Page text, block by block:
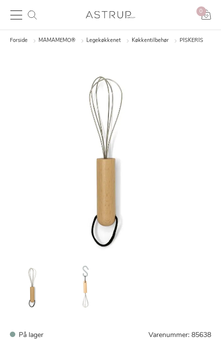
0
Forside MAMAMEMO® Legekøkkenet Køkkentilbehør PISKERIS
På lager Varenummer: 85638